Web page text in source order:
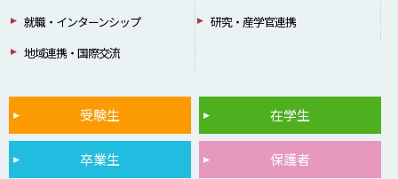
就職・インターンシップ
研究・産学官連携
地域連携・国際交流
受験生 在学生
卒業生 保護者